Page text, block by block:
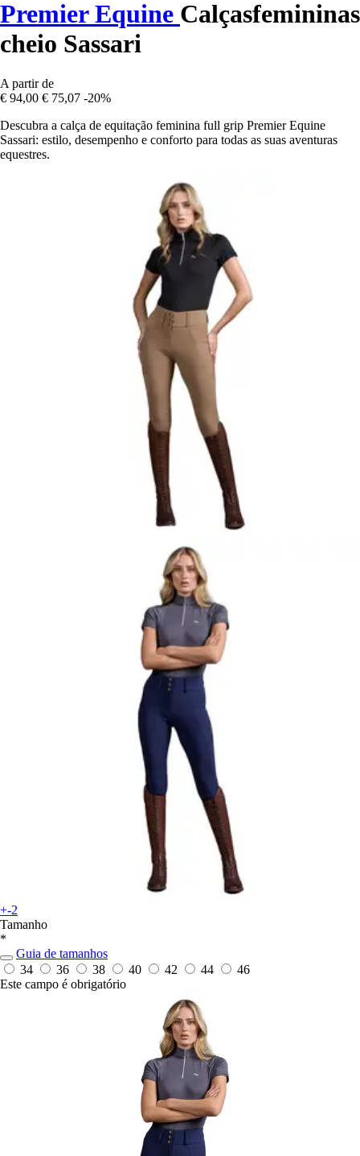
Premier Equine Calçasfemininas
cheio Sassari
A partir de
€ 94,00 € 75,07 -20%
Descubra a calça de equitação feminina full grip Premier Equine
Sassari: estilo, desempenho e conforto para todas as suas aventuras
equestres.
+-2
Tamanho
*
Guia de tamanhos
34
36 38 40 42 44
46
Este campo é obrigatório